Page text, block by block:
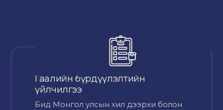
Гаалийн бүрдүүлэлтийн
үйлчилгээ
Бид Монгол улсын хил дээрхи болон